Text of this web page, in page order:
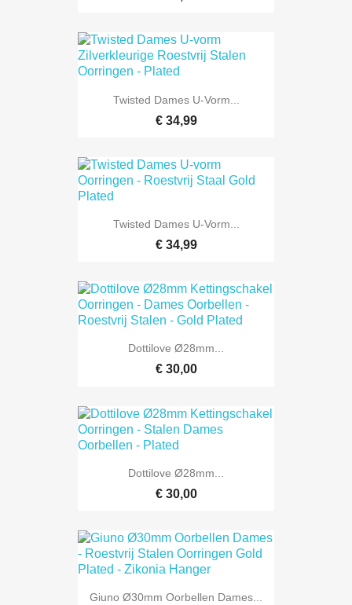
Twisted Dames U-Vorm...
€ 34,99
Twisted Dames U-Vorm...
€ 34,99
Dottilove Ø28mm...
€ 30,00
Dottilove Ø28mm...
€ 30,00
Giuno Ø30mm Oorbellen Dames...